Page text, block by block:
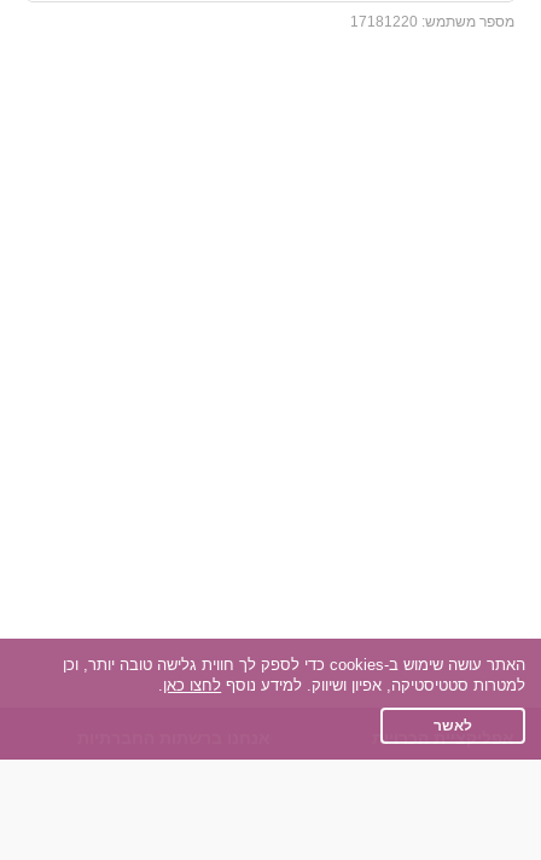
מספר משתמש: 17181220
אפליקציית הכרויות
האתר עושה שימוש ב-cookies כדי לספק לך חווית גלישה טובה יותר, וכן
למטרות סטטיסטיקה, אפיון ושיווק. למידע נוסף לחצו כאן.
לאשר